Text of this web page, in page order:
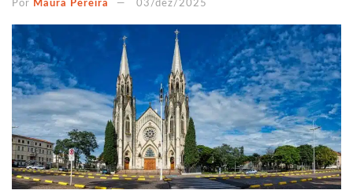
Por Maura Pereira 03/dez/2025